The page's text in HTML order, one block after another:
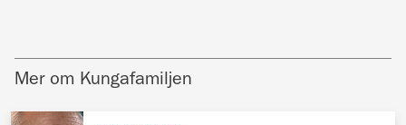
Mer om Kungafamiljen